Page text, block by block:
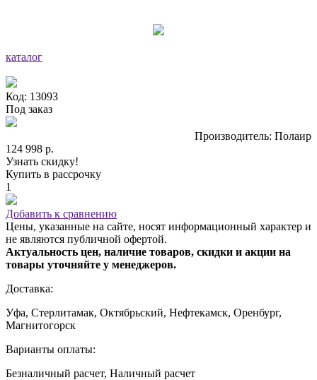
каталог
Код: 13093
Под заказ
Производитель: Полаир
124 998 р.
Узнать скидку!
Купить в рассрочку
1
Добавить к сравнению
Цены, указанные на сайте, носят информационный характер и
не являются публичной офертой.
Актуальность цен, наличие товаров, скидки и акции на
товары уточняйте у менеджеров.
Доставка:
Уфа, Стерлитамак, Октябрьский, Нефтекамск, Оренбург,
Магнитогорск
Варианты оплаты:
Безналичный расчет, Наличный расчет